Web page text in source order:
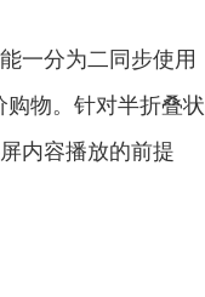
一分为二同步使用
物。针对半折叠状
内容播放的前提